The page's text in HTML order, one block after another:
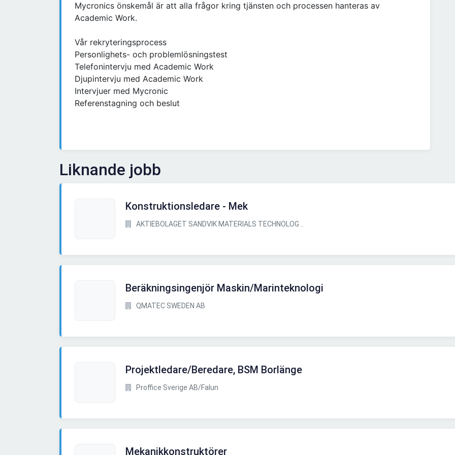
Mycronics önskemål är att alla frågor kring tjänsten och processen hanteras av
Academic Work.
Vår rekryteringsprocess
Personlighets- och problemlösningstest
Telefonintervju med Academic Work
Djupintervju med Academic Work
Intervjuer med Mycronic
Referenstagning och beslut
Liknande jobb
Konstruktionsledare - Mek
AKTIEBOLAGET SANDVIK MATERIALS TECHNOLOG ..
Beräkningsingenjör Maskin/Marinteknologi
QMATEC SWEDEN AB
Projektledare/Beredare, BSM Borlänge
Proffice Sverige AB/Falun
Mekanikkonstruktörer